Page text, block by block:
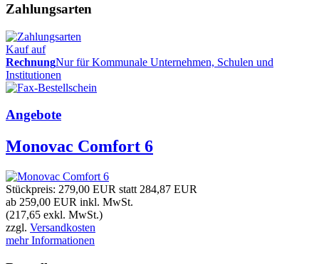
Zahlungsarten
Kauf auf
RechnungNur für Kommunale Unternehmen, Schulen und
Institutionen
Angebote
Monovac Comfort 6
Stückpreis: 279,00 EUR statt 284,87 EUR
ab 259,00 EUR inkl. MwSt.
(217,65 exkl. MwSt.)
zzgl. Versandkosten
mehr Informationen